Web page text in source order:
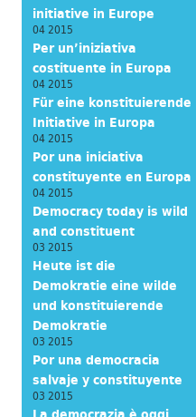
initiative in Europe
04 2015
Per un’iniziativa
costituente in Europa
04 2015
Für eine konstituierende
Initiative in Europa
04 2015
Por una iniciativa
constituyente en Europa
04 2015
Democracy today is wild
and constituent
03 2015
Heute ist die
Demokratie eine wilde
und konstituierende
Demokratie
03 2015
Por una democracia
salvaje y constituyente
03 2015